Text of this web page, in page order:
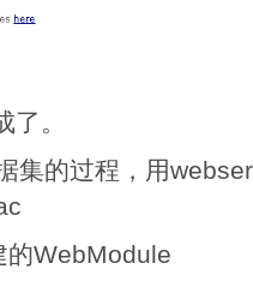
。
集的过程，用
的WebModule